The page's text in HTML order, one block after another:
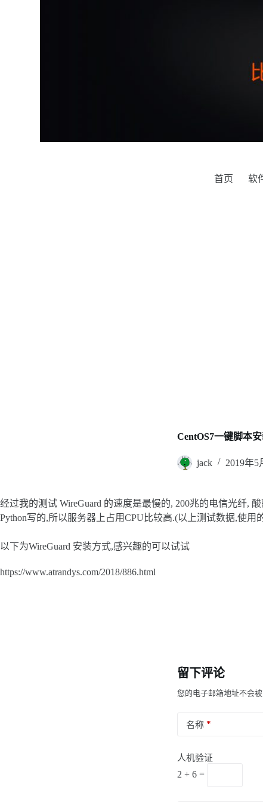
首页 软
CentOS7一键脚本
jack 2019年5
经过我的测试 WireGuard 的速度是最慢的, 200兆的电信光纤,
Python写的,所以服务器上占用CPU比较高.(以上测试数据,使
以下为WireGuard 安装方式,感兴趣的可以试试
https://www.atrandys.com/2018/886.html
留下评论
您的电子邮箱地址不会被
名称 *
人机验证
2 + 6 =